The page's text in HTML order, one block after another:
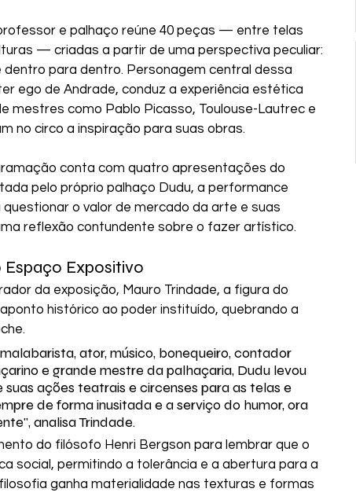
e palhaço reúne 40 peças — entre telas
— criadas a partir de uma perspectiva peculiar:
dentro para dentro. Personagem central dessa
ego de Andrade, conduz a experiência estética
mestres como Pablo Picasso, Toulouse-Lautrec e
no circo a inspiração para suas obras.
conta com quatro apresentações do
pelo próprio palhaço Dudu, a performance
questionar o valor de mercado da arte e suas
reflexão contundente sobre o fazer artístico.
Espaço Expositivo
da exposição, Mauro Trindade, a figura do
histórico ao poder instituído, quebrando a
ator, músico, bonequeiro, contador
e grande mestre da palhaçaria, Dudu levou
ações teatrais e circenses para as telas e
de forma inusitada e a serviço do humor, ora
analisa Trindade.
do filósofo Henri Bergson para lembrar que o
social, permitindo a tolerância e a abertura para a
ganha materialidade nas texturas e formas